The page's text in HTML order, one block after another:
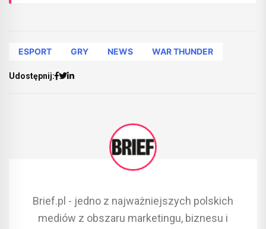
ESPORT GRY NEWS WAR THUNDER
Udostępnij:
Brief.pl - jedno z najważniejszych polskich
mediów z obszaru marketingu, biznesu i